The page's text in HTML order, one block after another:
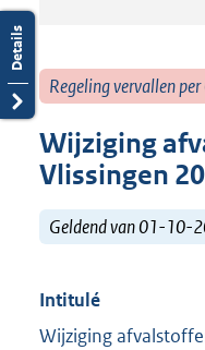
Regeling vervallen
Wijziging
Vlissingen
Geldend van 01-
Intitulé
Wijziging